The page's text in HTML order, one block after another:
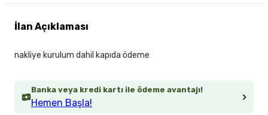
Banka veya kredi kartı ile ödeme avantajı!
Hemen Başla!
İlan Açıklaması
nakliye kurulum dahil kapıda ödeme